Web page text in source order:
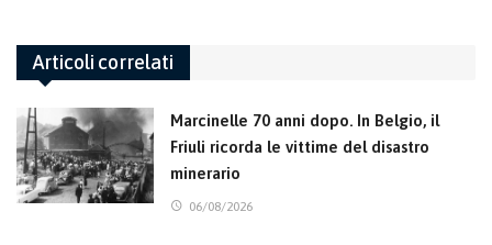
Articoli correlati
Marcinelle 70 anni dopo. In Belgio, il
Friuli ricorda le vittime del disastro
minerario
06/08/2026